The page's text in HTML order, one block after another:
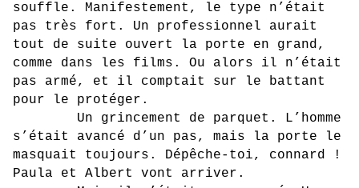
souffle. Manifestement, le type n’était
pas très fort. Un professionnel aurait
tout de suite ouvert la porte en grand,
comme dans les films. Ou alors il n’était
pas armé, et il comptait sur le battant
pour le protéger.
Un grincement de parquet. L’homme
s’était avancé d’un pas, mais la porte le
masquait toujours. Dépêche-toi, connard !
Paula et Albert vont arriver.